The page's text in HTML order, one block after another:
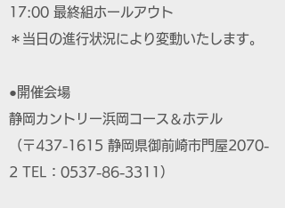
17:00 最終組ホールアウト
＊当日の進行状況により変動いたします。
●開催会場
静岡カントリー浜岡コース＆ホテル
（〒437-1615 静岡県御前崎市門屋2070-
2 TEL：0537-86-3311）